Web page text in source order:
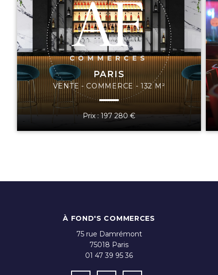
PARIS
VENTE - COMMERCE - 132 M²
Prix : 197 280 €
À FOND'S COMMERCES
75 rue Damrémont
75018 Paris
01 47 39 95 36